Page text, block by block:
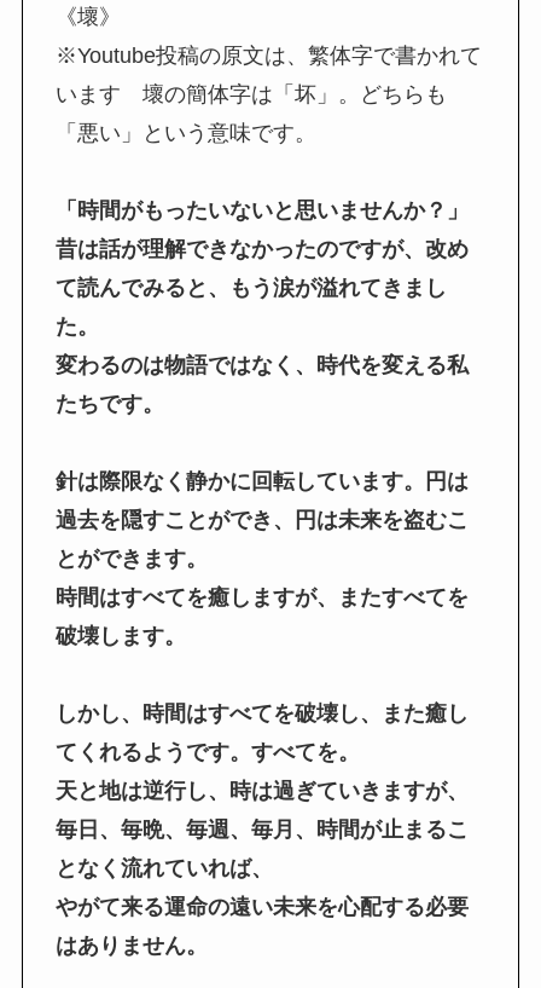
《壞》
※Youtube投稿の原文は、繁体字で書かれて
います 壞の簡体字は「坏」。どちらも
「悪い」という意味です。
「時間がもったいないと思いませんか？」
昔は話が理解できなかったのですが、改め
て読んでみると、もう涙が溢れてきまし
た。
変わるのは物語ではなく、時代を変える私
たちです。
針は際限なく静かに回転しています。円は
過去を隠すことができ、円は未来を盗むこ
とができます。
時間はすべてを癒しますが、またすべてを
破壊します。
しかし、時間はすべてを破壊し、また癒し
てくれるようです。すべてを。
天と地は逆行し、時は過ぎていきますが、
毎日、毎晩、毎週、毎月、時間が止まるこ
となく流れていれば、
やがて来る運命の遠い未来を心配する必要
はありません。